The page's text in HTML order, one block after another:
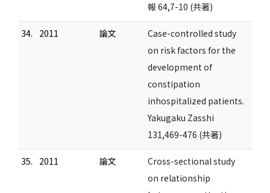
報 64,7-10 (共著)
34. 2011 論文
Case-controlled study
on risk factors for the
development of
constipation
inhospitalized patients.
Yakugaku Zasshi
131,469-476 (共著)
35. 2011 論文
Cross-sectional study
on relationship